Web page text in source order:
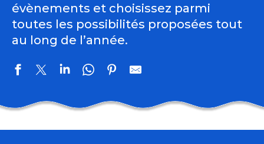
évènements et choisissez parmi
toutes les possibilités proposées tout
au long de l’année.